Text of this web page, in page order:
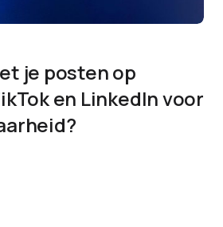
je posten op
en LinkedIn voor